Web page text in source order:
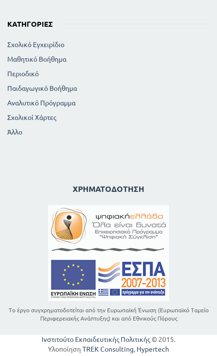
ΚΑΤΗΓΟΡΊΕΣ
Σχολικό Εγχειρίδιο
Μαθητικό Βοήθημα
Περιοδικό
Παιδαγωγικό Βοήθημα
Αναλυτικό Πρόγραμμα
Σχολικοί Χάρτες
Άλλο
ΧΡΗΜΑΤΟΔΌΤΗΣΗ
Το έργο συγχρηματοδοτείται από την Ευρωπαϊκή Ένωση (Ευρωπαϊκό Ταμείο
Περιφερειακής Ανάπτυξης) και από Εθνικούς Πόρους
Ινστιτούτο Εκπαιδευτικής Πολιτικής © 2015.
Υλοποίηση TREK Consulting, Hypertech